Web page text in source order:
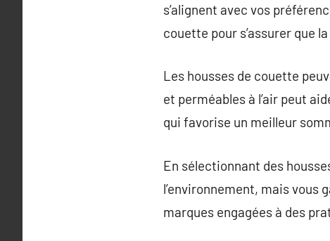
s’alignent avec vos
couette pour s’assurer que
Les housses de couette
et perméables à l’air peut
qui favorise un meilleur
En sélectionnant des
l’environnement, mais vous
marques engagées à des